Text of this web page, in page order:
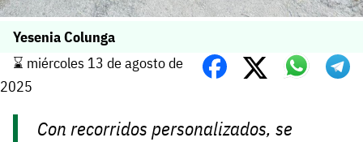
Yesenia Colunga
⌛️ miércoles 13 de agosto de
2025
Con recorridos personalizados, se